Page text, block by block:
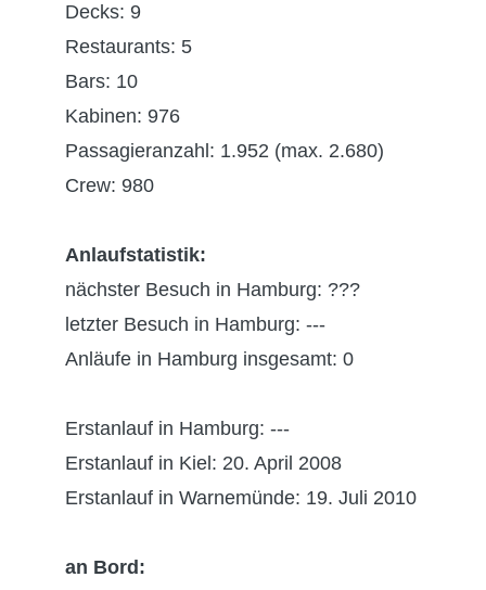
Decks: 9
Restaurants: 5
Bars: 10
Kabinen: 976
Passagieranzahl: 1.952 (max. 2.680)
Crew: 980
Anlaufstatistik:
nächster Besuch in Hamburg: ???
letzter Besuch in Hamburg: ---
Anläufe in Hamburg insgesamt: 0
Erstanlauf in Hamburg: ---
Erstanlauf in Kiel: 20. April 2008
Erstanlauf in Warnemünde: 19. Juli 2010
an Bord: